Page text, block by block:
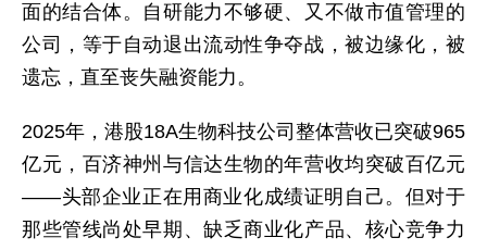
面的结合体。自研能力不够硬、又不做市值管理的
公司，等于自动退出流动性争夺战，被边缘化，被
遗忘，直至丧失融资能力。
2025年，港股18A生物科技公司整体营收已突破965
亿元，百济神州与信达生物的年营收均突破百亿元
——头部企业正在用商业化成绩证明自己。但对于
那些管线尚处早期、缺乏商业化产品、核心竞争力